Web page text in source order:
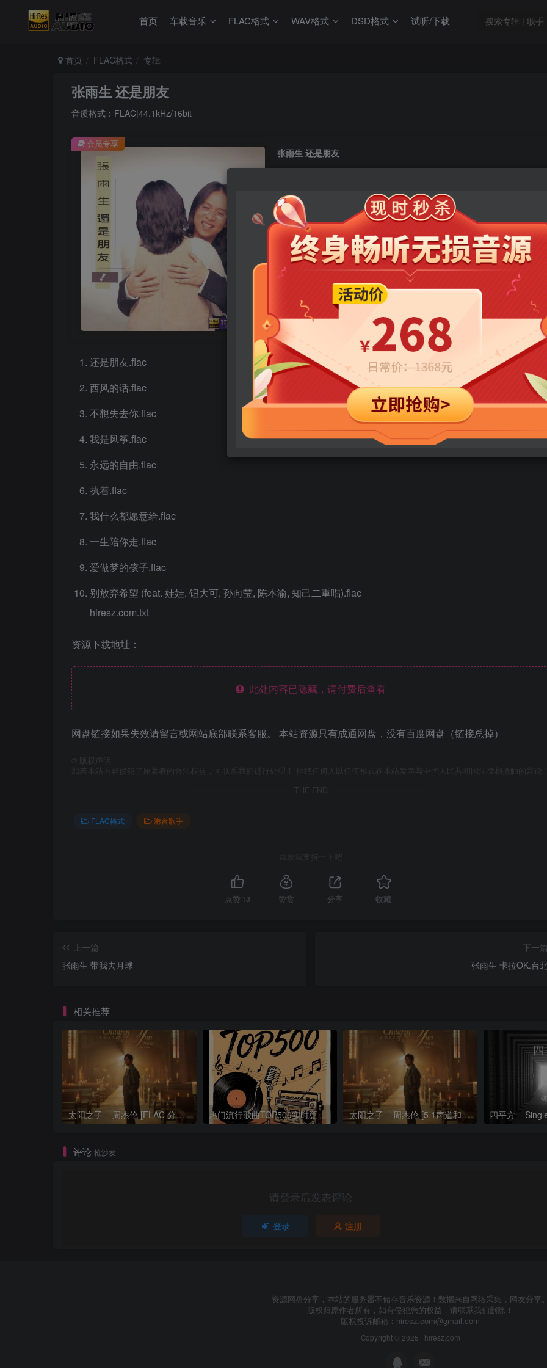
首页 车载音乐 FLAC格式 WAV格式 DSD格式 试听/下载
首页 FLAC格式 专辑
张雨生 还是朋友
音质格式：FLAC|44.1kHz/16bit
张雨生 还是朋友
￥9.9 限时特惠
￥99
年卡会员免费 永久会员 免费
立即购买
您当前未登录！建议登陆后购买，可保存购买订单
会员专享
还是朋友.flac
西风的话.flac
不想失去你.flac
我是风筝.flac
永远的自由.flac
执着.flac
我什么都愿意给.flac
一生陪你走.flac
爱做梦的孩子.flac
别放弃希望 (feat. 娃娃, 钮大可, 孙向莹, 陈本渝, 知己二重唱).flac
hiresz.com.txt
资源下载地址：
此处内容已隐藏，请付费后查看
网盘链接如果失效请留言或网站底部联系客服。 本站资源只有成通网盘，没有百度网盘（链接总掉）
版权声明
如若本站内容侵犯了原著者的合法权益，可联系我们进行处理！ 拒绝任何人以任何形式在本站发表与中华人民共和国法律相抵触的言论
THE END
FLAC格式 港台歌手
喜欢就支持一下吧
点赞 13 赞赏 分享 收藏
上一篇
张雨生 带我去月球
下一
张雨生 卡拉OK.台
相关推荐
太阳之子 – 周杰伦 [FLAC 分轨 192Khz 24bit] 热门流行歌曲TOP500实时更新192khz/24bit【母带音质】 太阳之子 – 周杰伦 [5.1声道和192k母带] 四平方 –
评论 抢沙发
请登录后发表评论
登录 注册
资源网盘分享，本站的服务器不储存音乐资源！数据来自网络采集，网友分享
版权归原作者所有，如有侵犯您的权益，请联系我们删除！
版权投诉邮箱： hiresz.com@gmail.com
Copyright © 2025 · hiresz.com